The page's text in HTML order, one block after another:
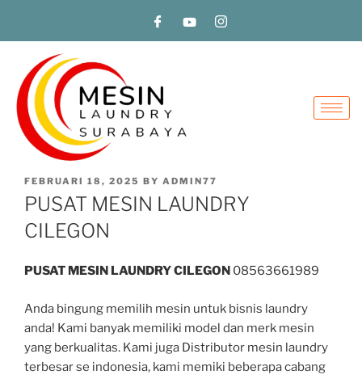
FEBRUARI 18, 2025 BY ADMIN77
PUSAT MESIN LAUNDRY
CILEGON
PUSAT MESIN LAUNDRY CILEGON 08563661989
Anda bingung memilih mesin untuk bisnis laundry
anda! Kami banyak memiliki model dan merk mesin
yang berkualitas. Kami juga Distributor mesin laundry
terbesar se indonesia, kami memiki beberapa cabang